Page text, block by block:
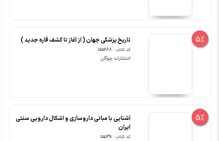
5% تاریخ پزشکی جهان ( از آغاز تا کشف قاره جدید )
کد کتاب : 155288
انتشارات چوگان
5%
آشنایی با مبانی داروسازی و اشکال دارویی سنتی
ایران
کد کتاب : 155291